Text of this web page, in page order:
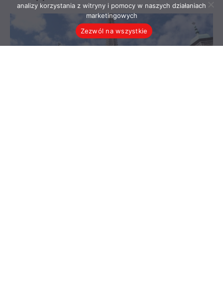
analizy korzystania z witryny i pomocy w naszych działaniach
marketingowych
Zezwól na wszystkie